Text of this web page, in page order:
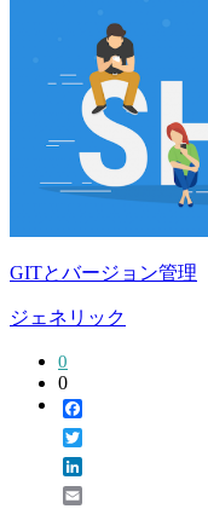
GITとバージョン管理
ジェネリック
0
0